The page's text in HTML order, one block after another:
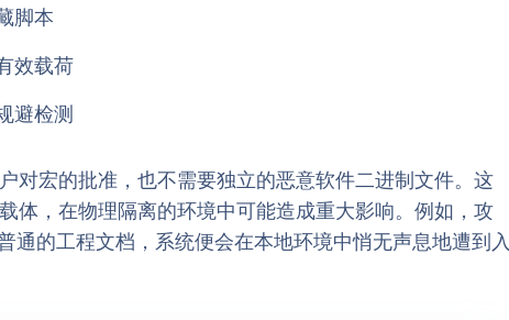
脚本
效载荷
避检测
对宏的批准，也不需要独立的恶意软件二进制文件。这
体，在物理隔离的环境中可能造成重大影响。例如，攻
通的工程文档，系统便会在本地环境中悄无声息地遭到入